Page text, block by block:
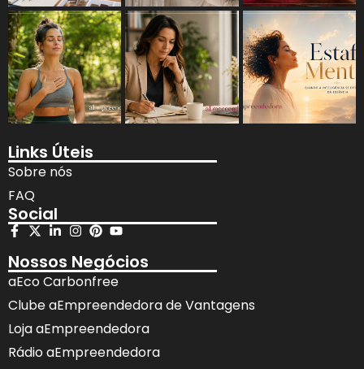
Links Úteis
Sobre nós
FAQ
Social
Nossos Negócios
aEco Carbonfree
Clube aEmpreendedora de Vantagens
Loja aEmpreendedora
Rádio aEmpreendedora